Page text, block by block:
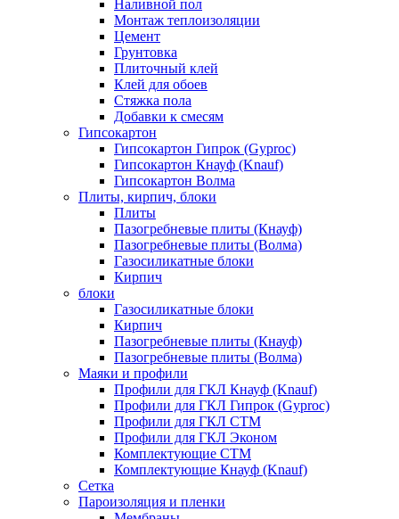
Наливной пол
Монтаж теплоизоляции
Цемент
Грунтовка
Плиточный клей
Клей для обоев
Стяжка пола
Добавки к смесям
Гипсокартон
Гипсокартон Гипрок (Gyproc)
Гипсокартон Кнауф (Knauf)
Гипсокартон Волма
Плиты, кирпич, блоки
Плиты
Пазогребневые плиты (Кнауф)
Пазогребневые плиты (Волма)
Газосиликатные блоки
Кирпич
блоки
Газосиликатные блоки
Кирпич
Пазогребневые плиты (Кнауф)
Пазогребневые плиты (Волма)
Маяки и профили
Профили для ГКЛ Кнауф (Knauf)
Профили для ГКЛ Гипрок (Gyproc)
Профили для ГКЛ СТМ
Профили для ГКЛ Эконом
Комплектующие СТМ
Комплектующие Кнауф (Knauf)
Сетка
Пароизоляция и пленки